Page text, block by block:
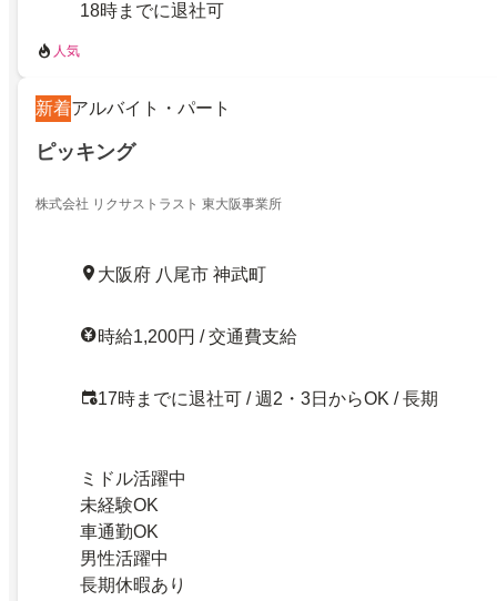
18時までに退社可
人気
新着アルバイト・パート
ピッキング
株式会社 リクサストラスト 東大阪事業所
大阪府 八尾市 神武町
時給1,200円 / 交通費支給
17時までに退社可 / 週2・3日からOK / 長期
ミドル活躍中
未経験OK
車通勤OK
男性活躍中
長期休暇あり